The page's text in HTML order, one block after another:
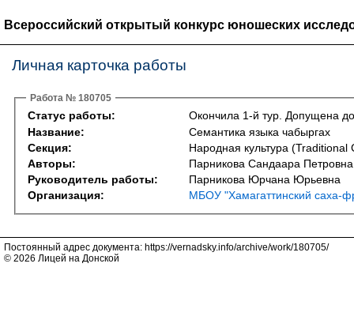
Всероссийский открытый конкурс юношеских
Личная карточка работы
Работа № 180705
Статус работы:
Окончила 1-й тур. Допущена
Название:
Семантика языка чабыргах
Секция:
Народная культура (Traditional
Авторы:
Парникова Сандаара Петровна
Руководитель работы:
Парникова Юрчана Юрьевна
Организация:
МБОУ "Хамагаттинский саха-
Постоянный адрес документа: https://vernadsky.info/archive/work/180705/
© 2026 Лицей на Донской